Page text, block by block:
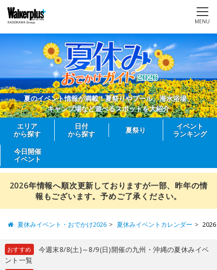
MENU
夏のイベント情報が満載！夏祭りやプール、海水浴場、
キャンプ場など遊べるスポットを大紹介
エリア
から探す
日付
から探す
夏祭り
イベント
ランキング
今日開催
イベント
2026年情報へ順次更新しておりますが一部、昨年の情
報もございます。予めご了承ください。
夏休みイベント・おでかけ2026 夏休みイベントカレンダー
おすすめ
今週末8/8(土)～8/9(日)開催の九州・沖縄の夏休みイベ
ント一覧